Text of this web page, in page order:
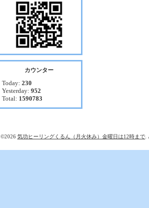
カウンター
Today: 230
Yesterday: 952
Total: 1590783
©2026 気功ヒーリングくるん（月火休み）金曜日は12時まで